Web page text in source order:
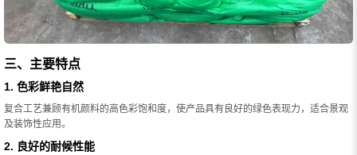
三、主要特点
1. 色彩鲜艳自然
复合工艺兼顾有机颜料的高色彩饱和度，使产品具有良好的绿色表现力，适合景观
及装饰性应用。
2. 良好的耐候性能